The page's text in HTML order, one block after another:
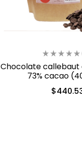
Chocolate
73% cacao
$